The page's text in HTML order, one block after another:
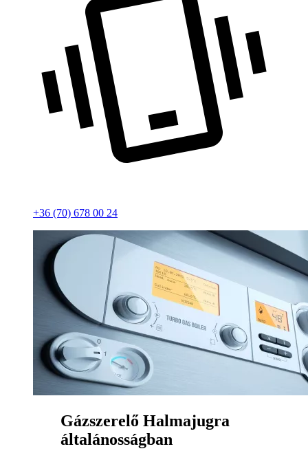
+36 (70) 678 00 24
Gázszerelő Halmajugra
általánosságban